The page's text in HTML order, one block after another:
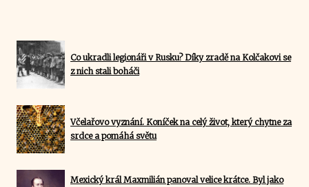
Co ukradli legionáři v Rusku? Díky zradě na Kolčakovi se
z nich stali boháči
Včelařovo vyznání. Koníček na celý život, který chytne za
srdce a pomáhá světu
Mexický král Maxmilián panoval velice krátce. Byl jako